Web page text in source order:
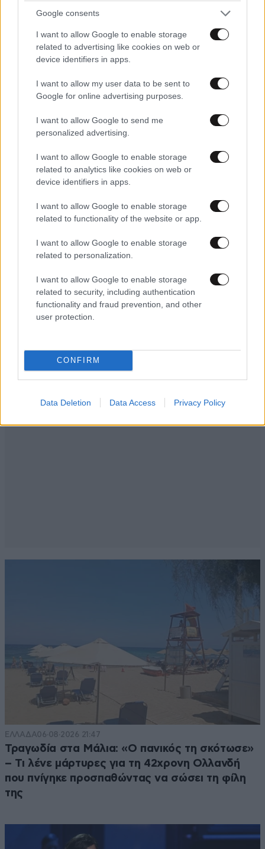
Google consents
I want to allow Google to enable storage
related to advertising like cookies on web or
device identifiers in apps.
I want to allow my user data to be sent to
Google for online advertising purposes.
I want to allow Google to send me
personalized advertising.
I want to allow Google to enable storage
related to analytics like cookies on web or
device identifiers in apps.
I want to allow Google to enable storage
related to functionality of the website or app.
I want to allow Google to enable storage
related to personalization.
I want to allow Google to enable storage
related to security, including authentication
functionality and fraud prevention, and other
user protection.
CONFIRM
Data Deletion Data Access Privacy Policy
LIFESTYLE06·08·2026 16:11
Βλαδίμηρος Κυριακίδης: «Δεν πιστεύω στον
Θεό, είναι δημιούργημα του ανθρώπου»
ΕΛΛΑΔΑ06·08·2026 21:47
Τραγωδία στα Μάλια: «Ο πανικός τη σκότωσε»
– Τι λένε μάρτυρες για τη 42χρονη Ολλανδή
που πνίγηκε προσπαθώντας να σώσει τη φίλη
της